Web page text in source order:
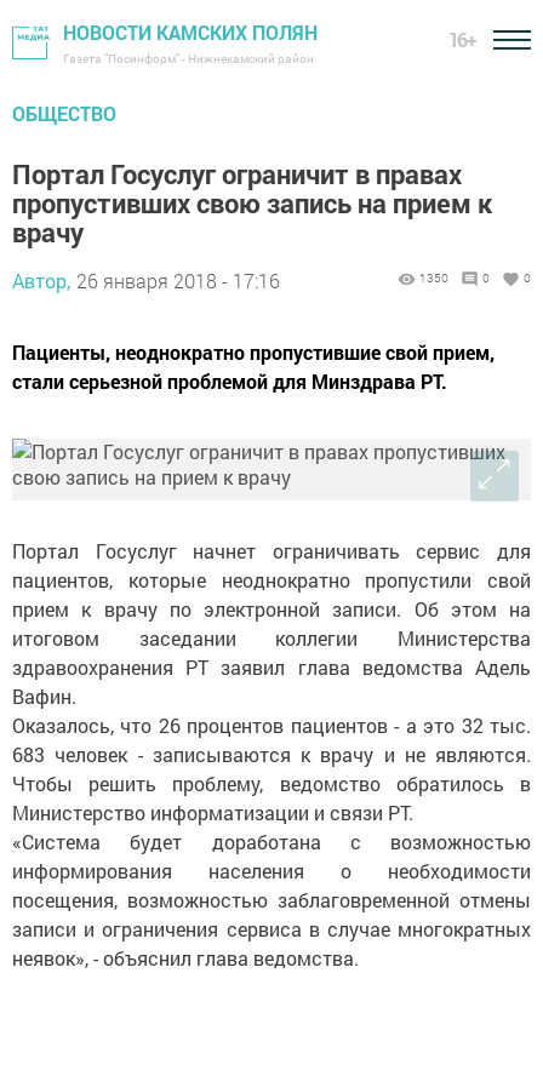
НОВОСТИ КАМСКИХ ПОЛЯН
Газета "Посинформ" - Нижнекамский район
16+
ОБЩЕСТВО
Портал Госуслуг ограничит в правах
пропустивших свою запись на прием к
врачу
Автор, 26 января 2018 - 17:16 1350 0 0
Пациенты, неоднократно пропустившие свой прием,
стали серьезной проблемой для Минздрава РТ.
Портал Госуслуг начнет ограничивать сервис для
пациентов, которые неоднократно пропустили свой
прием к врачу по электронной записи. Об этом на
итоговом заседании коллегии Министерства
здравоохранения РТ заявил глава ведомства Адель
Вафин.
Оказалось, что 26 процентов пациентов - а это 32 тыс.
683 человек - записываются к врачу и не являются.
Чтобы решить проблему, ведомство обратилось в
Министерство информатизации и связи РТ.
«Система будет доработана с возможностью
информирования населения о необходимости
посещения, возможностью заблаговременной отмены
записи и ограничения сервиса в случае многократных
неявок», - объяснил глава ведомства.